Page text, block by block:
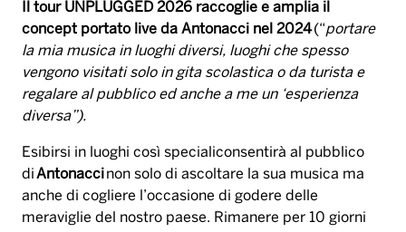
Il tour UNPLUGGED 2026 raccoglie e amplia il
concept portato live da Antonacci nel 2024(“portare
la mia musica in luoghi diversi, luoghi che spesso
vengono visitati solo in gita scolastica o da turista e
regalare al pubblico ed anche a me un ‘esperienza
diversa”).
Esibirsi in luoghi così specialiconsentirà al pubblico
di Antonacci non solo di ascoltare la sua musica ma
anche di cogliere l’occasione di godere delle
meraviglie del nostro paese. Rimanere per 10 giorni